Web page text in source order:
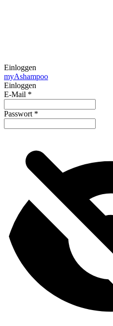
Einloggen
myAshampoo
Einloggen
E-Mail *
Passwort *